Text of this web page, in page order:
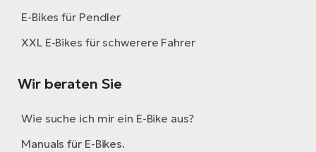
E-Bikes für Pendler
XXL E-Bikes für schwerere Fahrer
Wir beraten Sie
Wie suche ich mir ein E-Bike aus?
Manuals für E-Bikes.